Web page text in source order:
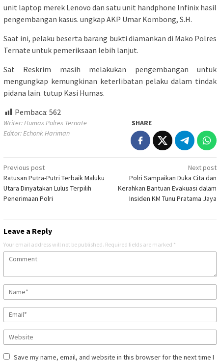
unit laptop merek Lenovo dan satu unit handphone Infinix hasil
pengembangan kasus. ungkap AKP Umar Kombong, S.H.
Saat ini, pelaku beserta barang bukti diamankan di Mako Polres
Ternate untuk pemeriksaan lebih lanjut.
Sat Reskrim masih melakukan pengembangan untuk
mengungkap kemungkinan keterlibatan pelaku dalam tindak
pidana lain. tutup Kasi Humas.
Pembaca: 562
Writer: Humas Polres Ternate
Editor: Echonk Hariman
SHARE
Post
navigation
Previous post
Ratusan Putra-Putri Terbaik Maluku
Utara Dinyatakan Lulus Terpilih
Penerimaan Polri
Next post
Polri Sampaikan Duka Cita dan
Kerahkan Bantuan Evakuasi dalam
Insiden KM Tunu Pratama Jaya
Leave a Reply
Your email address will not be published. Required fields are marked *
Save my name, email, and website in this browser for the next time I